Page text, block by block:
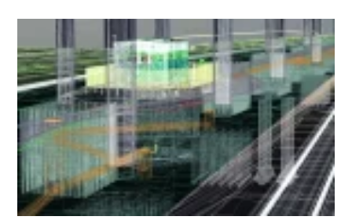
Sachverständige
Prüfsachverständige
Qualifizierte Tragwerksplaner/-innen
Bauvorlageberechtigte
Sachkundige für Zustands- und
Funktionsprüfung privater
Abwasserleitungen
Vereinbarungen mit
Ingenieurkammern